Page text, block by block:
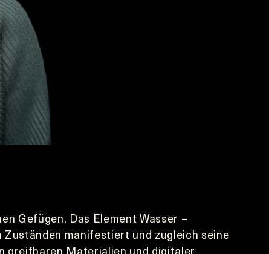
Gefügen. Das Element Wasser –
manifestiert und zugleich seine